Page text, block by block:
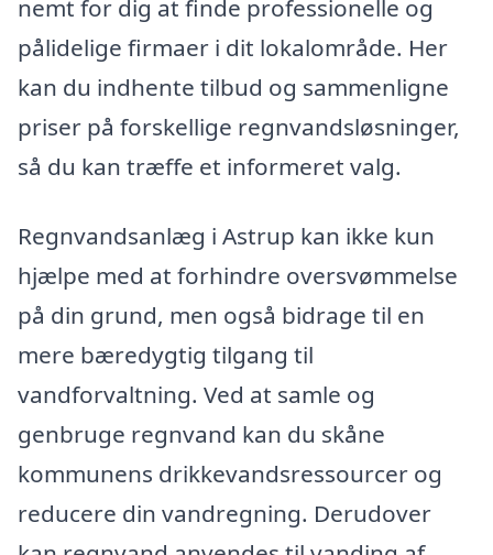
nemt for dig at finde professionelle og
pålidelige firmaer i dit lokalområde. Her
kan du indhente tilbud og sammenligne
priser på forskellige regnvandsløsninger,
så du kan træffe et informeret valg.
Regnvandsanlæg i Astrup kan ikke kun
hjælpe med at forhindre oversvømmelse
på din grund, men også bidrage til en
mere bæredygtig tilgang til
vandforvaltning. Ved at samle og
genbruge regnvand kan du skåne
kommunens drikkevandsressourcer og
reducere din vandregning. Derudover